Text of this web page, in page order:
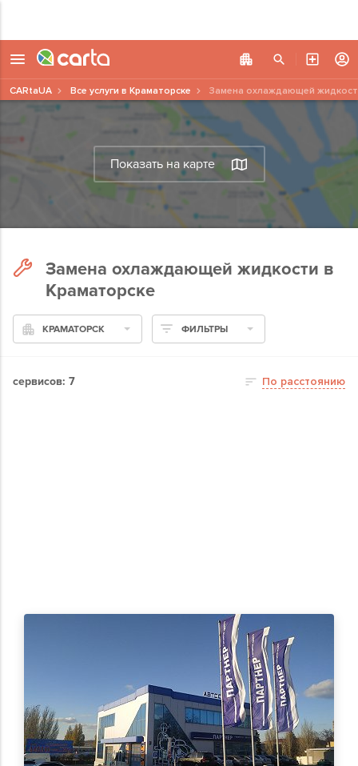
Показать на карте
CARtaUA Все услуги в Краматорске Замена охлаждающей
Замена охлаждающей жидкости в
Краматорске
КРАМАТОРСК ФИЛЬТРЫ
сервисов: 7 По расстоянию